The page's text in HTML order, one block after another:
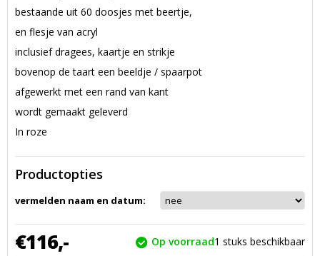
bestaande uit 60 doosjes met beertje,
en flesje van acryl
inclusief dragees, kaartje en strikje
bovenop de taart een beeldje / spaarpot
afgewerkt met een rand van kant
wordt gemaakt geleverd
In roze
Productopties
vermelden naam en datum:
€116,- Op voorraad1 stuks beschikbaar